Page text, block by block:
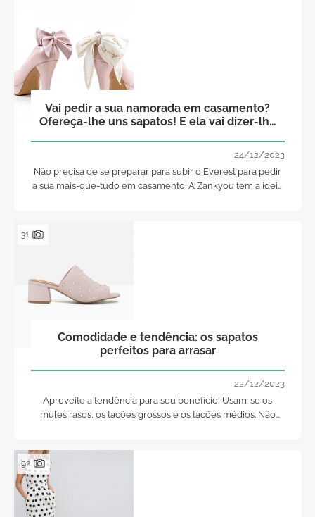
Vai pedir a sua namorada em casamento?
Ofereça-lhe uns sapatos! E ela vai dizer-lhe
24/12/2023
Não precisa de se preparar para subir o Everest para pedir
a sua mais-que-tudo em casamento. A Zankyou tem a ideia
Comodidade e tendência: os sapatos
perfeitos para arrasar
22/12/2023
Aproveite a tendência para seu benefício! Usam-se os
mules rasos, os tacões grossos e os tacões médios. Não
31
92